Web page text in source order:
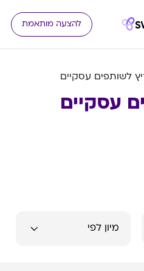
להצעה מותאמת
לשותפים עסקיים
עסקיים